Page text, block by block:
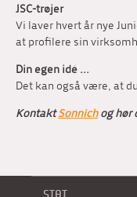
STØT
JSC-trøjer
Vi laver hvert år nye
at profilere sin
Din egen idé ...
Det kan også være, at
KontaktSonnichog hør